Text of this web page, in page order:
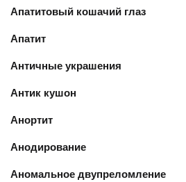
Апатитовый кошачий глаз
Апатит
Античные украшения
Антик кушон
Анортит
Анодирование
Аномальное двупреломление